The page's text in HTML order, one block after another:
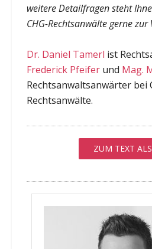
weitere Detailfragen steht
CHG-Rechtsanwälte gerne zur
Dr. Daniel Tamerl ist
Frederick Pfeiferund Mag.
Rechtsanwaltsanwärter bei
Rechtsanwälte.
ZUM TEXT